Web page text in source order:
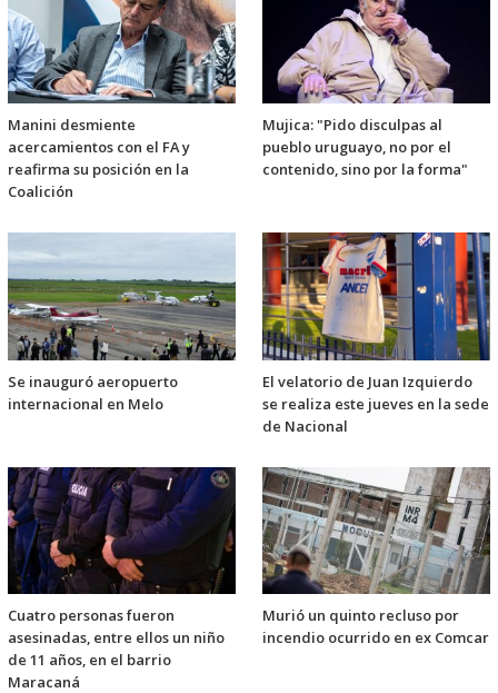
Manini desmiente
acercamientos con el FA y
reafirma su posición en la
Coalición
Mujica: "Pido disculpas al
pueblo uruguayo, no por el
contenido, sino por la forma"
Se inauguró aeropuerto
internacional en Melo
El velatorio de Juan Izquierdo
se realiza este jueves en la sede
de Nacional
Cuatro personas fueron
asesinadas, entre ellos un niño
de 11 años, en el barrio
Maracaná
Murió un quinto recluso por
incendio ocurrido en ex Comcar